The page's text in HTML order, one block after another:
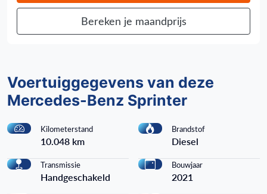
Bereken je maandprijs
Voertuiggegevens van deze
Mercedes-Benz Sprinter
Kilometerstand
10.048 km
Brandstof
Diesel
Transmissie
Handgeschakeld
Bouwjaar
2021